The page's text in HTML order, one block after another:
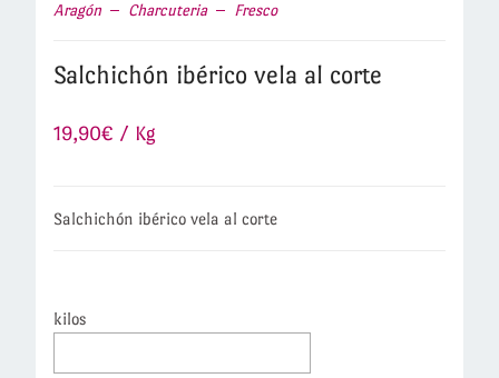
Aragón Charcuteria Fresco
Salchichón ibérico vela al corte
19,90€ / Kg
Salchichón ibérico vela al corte
kilos